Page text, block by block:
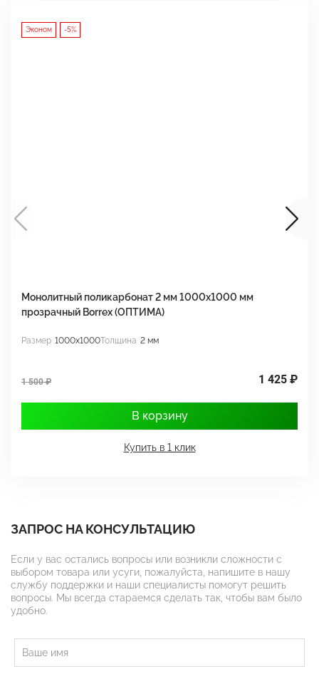
Эконом -5%
Монолитный поликарбонат 2 мм 1000x1000 мм
прозрачный Borrex (ОПТИМА)
Размер 1000x1000Толщина 2 мм
1 500 ₽ 1 425 ₽
В корзину
Купить в 1 клик
ЗАПРОС НА КОНСУЛЬТАЦИЮ
Если у вас остались вопросы или возникли сложности с
выбором товара или усуги, пожалуйста, напишите в нашу
службу поддержки и наши специалисты помогут решить
вопросы. Мы всегда стараемся сделать так, чтобы вам было
удобно.